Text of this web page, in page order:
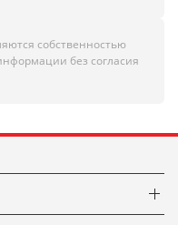
собственностью
без согласия